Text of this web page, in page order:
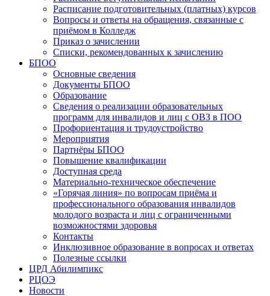
Расписание подготовительных (платных) курсов
Вопросы и ответы на обращения, связанные с
приёмом в Колледж
Приказ о зачислении
Списки, рекомендованных к зачислению
БПОО
Основные сведения
Документы БПОО
Образование
Сведения о реализации образовательных
программ для инвалидов и лиц с ОВЗ в ПОО
Профориентация и трудоустройство
Мероприятия
Партнёры БПОО
Повышение квалификации
Доступная среда
Материально-техническое обеспечение
«Горячая линия» по вопросам приёма и
профессионального образования инвалидов
молодого возраста и лиц с ограниченными
возможностями здоровья
Контакты
Инклюзивное образование в вопросах и ответах
Полезные ссылки
ЦРД Абилимпикс
РЦОЭ
Новости